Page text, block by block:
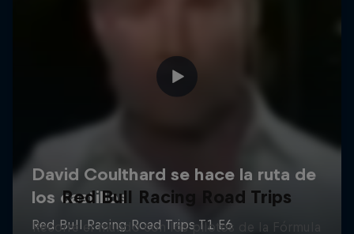
Red Bull Racing Road Trips
Recorre el mundo con los pilotos de la Fórmula